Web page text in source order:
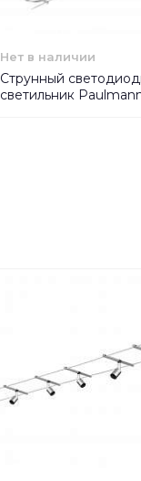
Нет в наличии
Струнный
светильник